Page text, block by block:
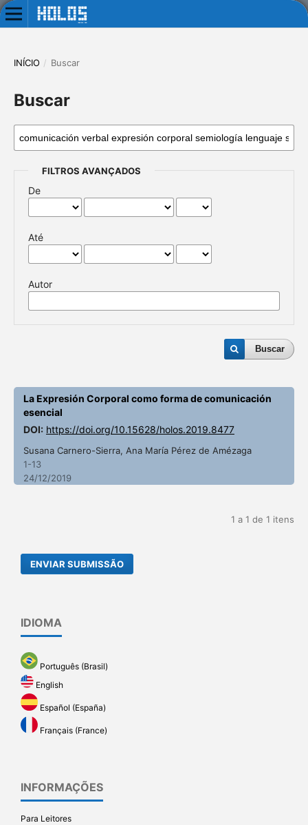
INÍCIO / Buscar
Buscar
FILTROS AVANÇADOS
De
Até
Autor
Buscar
La Expresión Corporal como forma de comunicación
esencial
DOI: https://doi.org/10.15628/holos.2019.8477
Susana Carnero-Sierra, Ana María Pérez de Amézaga
1-13
24/12/2019
1 a 1 de 1 itens
ENVIAR SUBMISSÃO
IDIOMA
Português (Brasil)
English
Español (España)
Français (France)
INFORMAÇÕES
Para Leitores